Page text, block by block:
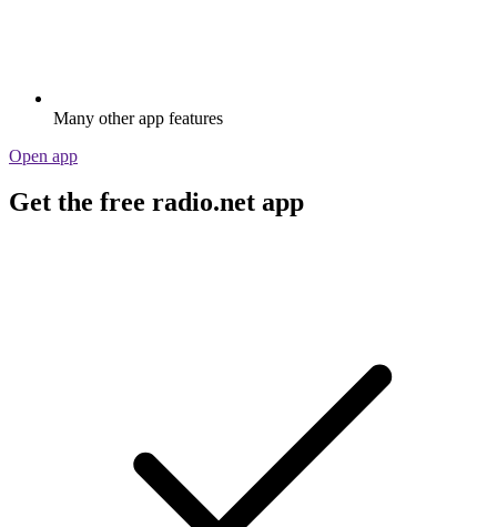
Many other app features
Open app
Get the free radio.net app